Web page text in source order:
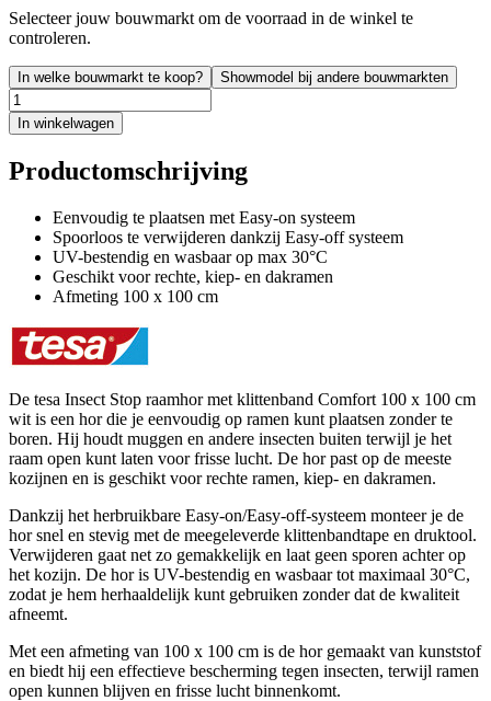
Selecteer jouw bouwmarkt om de voorraad in de winkel te
controleren.
In welke bouwmarkt te koop? Showmodel bij andere bouwmarkten
In winkelwagen
Productomschrijving
Eenvoudig te plaatsen met Easy-on systeem
Spoorloos te verwijderen dankzij Easy-off systeem
UV-bestendig en wasbaar op max 30°C
Geschikt voor rechte, kiep- en dakramen
Afmeting 100 x 100 cm
De tesa Insect Stop raamhor met klittenband Comfort 100 x 100 cm
wit is een hor die je eenvoudig op ramen kunt plaatsen zonder te
boren. Hij houdt muggen en andere insecten buiten terwijl je het
raam open kunt laten voor frisse lucht. De hor past op de meeste
kozijnen en is geschikt voor rechte ramen, kiep- en dakramen.
Dankzij het herbruikbare Easy-on/Easy-off-systeem monteer je de
hor snel en stevig met de meegeleverde klittenbandtape en druktool.
Verwijderen gaat net zo gemakkelijk en laat geen sporen achter op
het kozijn. De hor is UV-bestendig en wasbaar tot maximaal 30°C,
zodat je hem herhaaldelijk kunt gebruiken zonder dat de kwaliteit
afneemt.
Met een afmeting van 100 x 100 cm is de hor gemaakt van kunststof
en biedt hij een effectieve bescherming tegen insecten, terwijl ramen
open kunnen blijven en frisse lucht binnenkomt.